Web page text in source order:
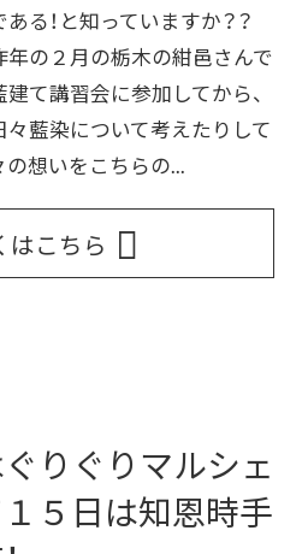
ある！と知っていますか？？
年の２月の栃木の紺邑さんで
建て講習会に参加してから、
々藍染について考えたりして
想いをこちらの...
はこちら
りぐりマルシェ
１５日は知恩時手